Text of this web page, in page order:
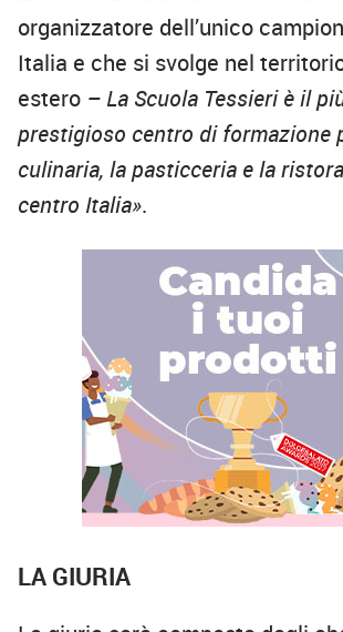
organizzatore dell’unico
Italia e che si svolge nel
estero – La Scuola Tessieri è il
prestigioso centro di formazione
culinaria, la pasticceria e la
centro Italia».
LA GIURIA